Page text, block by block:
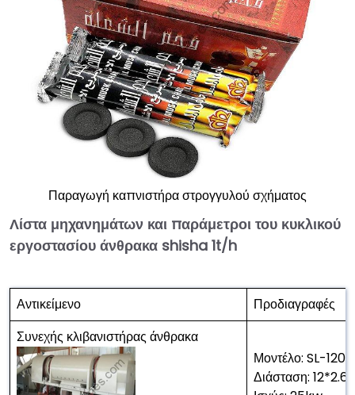
Παραγωγή καπνιστήρα στρογγυλού σχήματος
Λίστα μηχανημάτων και παράμετροι του κυκλικού
εργοστασίου άνθρακα shisha 1t/h
Αντικείμενο
Προδιαγραφές
Συνεχής κλιβανιστήρας άνθρακα
Μοντέλο: SL-1200
Διάσταση: